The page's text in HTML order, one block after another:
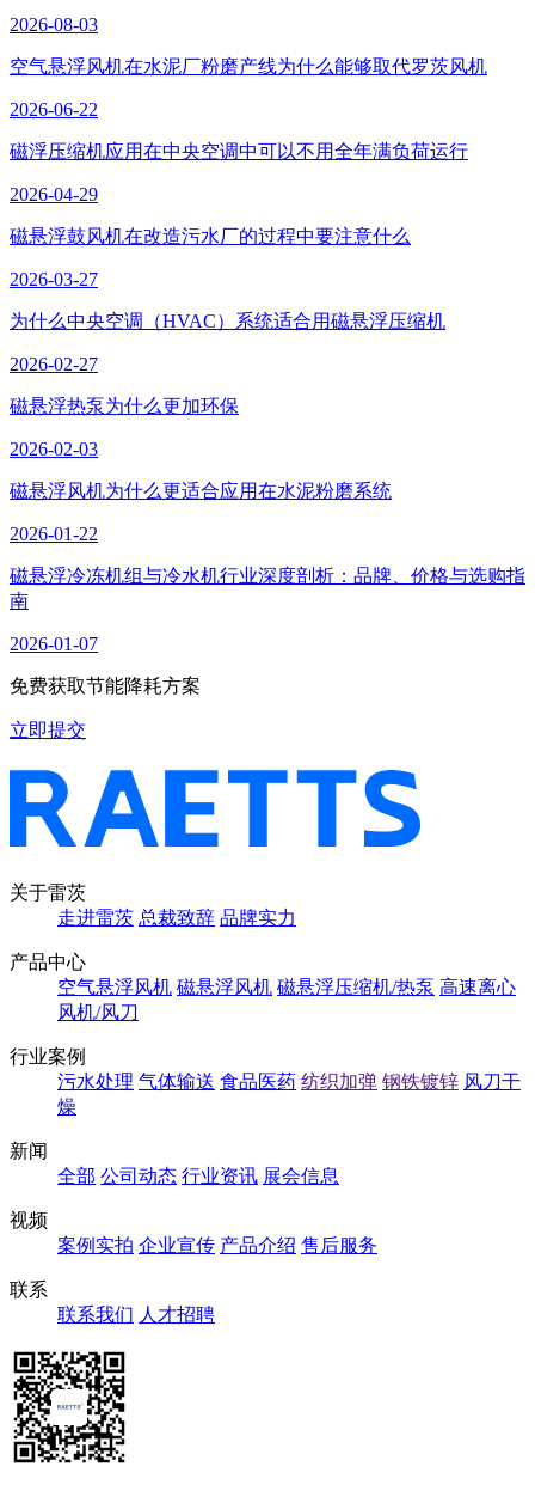
2026-08-03
空气悬浮风机在水泥厂粉磨产线为什么能够取代罗茨风机
2026-06-22
磁浮压缩机应用在中央空调中可以不用全年满负荷运行
2026-04-29
磁悬浮鼓风机在改造污水厂的过程中要注意什么
2026-03-27
为什么中央空调（HVAC）系统适合用磁悬浮压缩机
2026-02-27
磁悬浮热泵为什么更加环保
2026-02-03
磁悬浮风机为什么更适合应用在水泥粉磨系统
2026-01-22
磁悬浮冷冻机组与冷水机行业深度剖析：品牌、价格与选购指
南
2026-01-07
免费获取节能降耗方案
立即提交
关于雷茨
走进雷茨 总裁致辞 品牌实力
产品中心
空气悬浮风机 磁悬浮风机 磁悬浮压缩机/热泵 高速离心
风机/风刀
行业案例
污水处理 气体输送 食品医药 纺织加弹 钢铁镀锌 风刀干
燥
新闻
全部 公司动态 行业资讯 展会信息
视频
案例实拍 企业宣传 产品介绍 售后服务
联系
联系我们 人才招聘